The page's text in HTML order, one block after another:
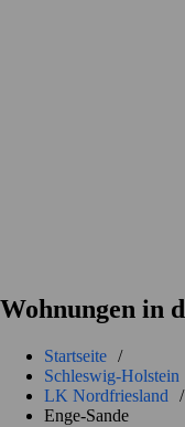
Wohnungen in
Startseite /
Schleswig-Holstein
LK Nordfriesland
/
Enge-Sande